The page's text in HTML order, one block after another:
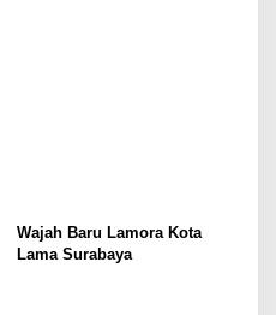
Wajah Baru Lamora Kota
Lama Surabaya